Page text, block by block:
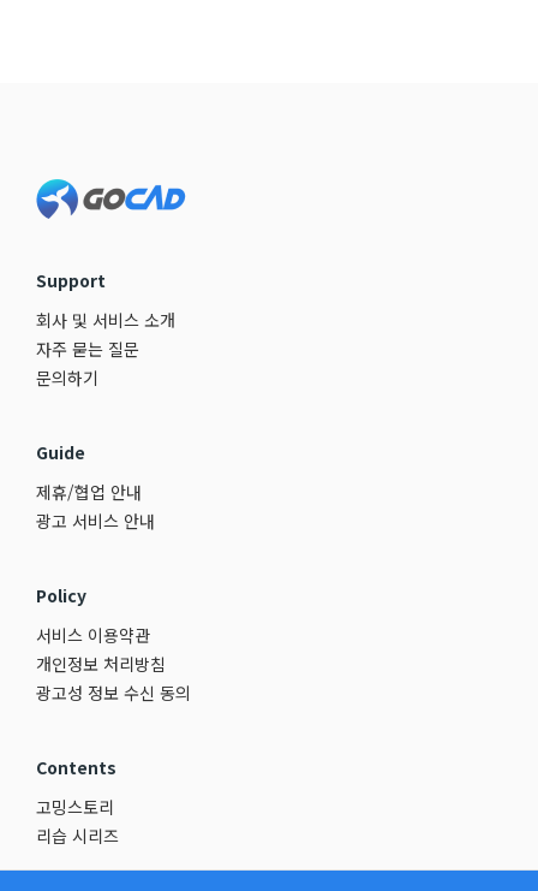
Support
회사 및 서비스 소개
자주 묻는 질문
문의하기
Guide
제휴/협업 안내
광고 서비스 안내
Policy
서비스 이용약관
개인정보 처리방침
광고성 정보 수신 동의
Contents
고밍스토리
리습 시리즈